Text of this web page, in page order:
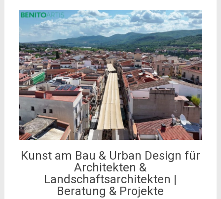
Kunst am Bau & Urban Design für
Architekten &
Landschaftsarchitekten |
Beratung & Projekte